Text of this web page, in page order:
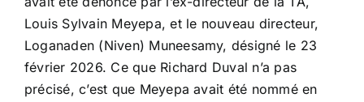
Louis Sylvain Meyepa, et le nouveau directeur,
Loganaden (Niven) Muneesamy, désigné le 23
février 2026. Ce que Richard Duval n’a pas
précisé, c’est que Meyepa avait été nommé en